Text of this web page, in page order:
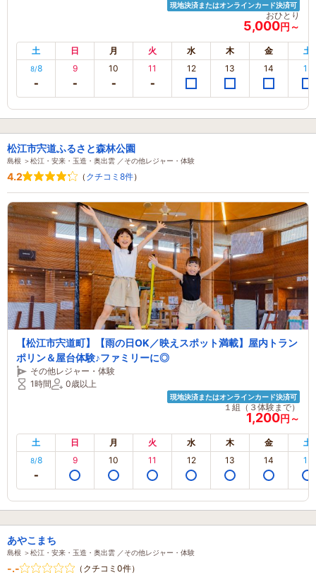
現地決済またはオンラインカード決済可
おひとり
5,000円～
土 日 月 火 水 木 金 土
8/8 9 10 11 12 13 14 15
松江市宍道ふるさと森林公園
島根 ＞松江・安来・玉造・奥出雲 ／その他レジャー・体験
4.2 （ クチコミ8件）
【松江市宍道町】【雨の日OK／映えスポット満載】屋内トラン
ポリン＆屋台体験♪ファミリーに◎
その他レジャー・体験
1時間
0歳以上
現地決済またはオンラインカード決済可
１組（３体験まで）
1,200円～
土 日 月 火 水 木 金 土
8/8 9 10 11 12 13 14 15
あやこまち
島根 ＞松江・安来・玉造・奥出雲 ／その他レジャー・体験
-.- （クチコミ0件）